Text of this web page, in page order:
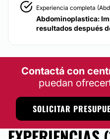
Experiencia completa
Abdominoplastica:
resultados después
Contactá con
puedan
SOLICITAR